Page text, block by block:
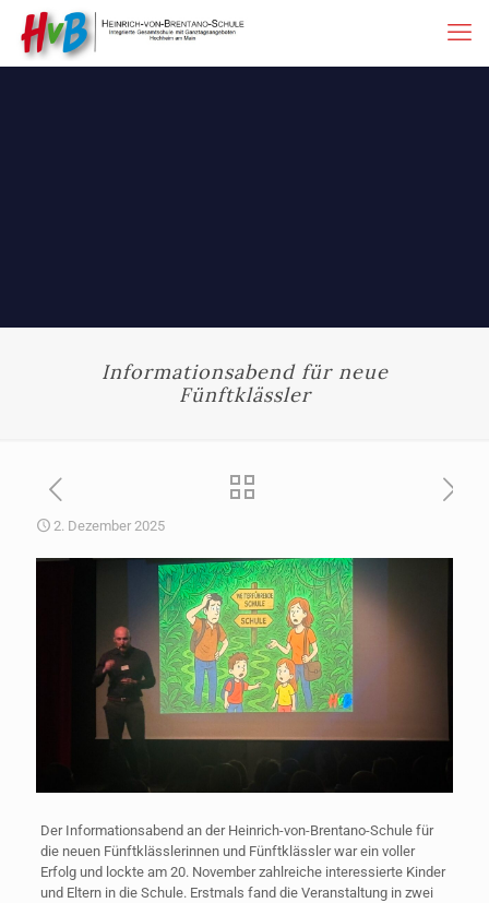
Informationsabend für neue
Fünftklässler
2. Dezember 2025
Der Informationsabend an der Heinrich-von-Brentano-Schule für
die neuen Fünftklässlerinnen und Fünftklässler war ein voller
Erfolg und lockte am 20. November zahlreiche interessierte Kinder
und Eltern in die Schule. Erstmals fand die Veranstaltung in zwei